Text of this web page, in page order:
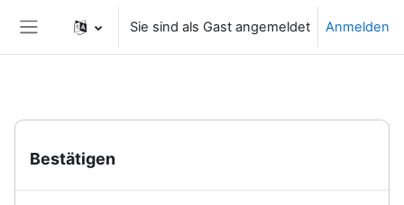
Website-Übersicht
Sie sind als Gast angemeldet Anmelden
Bestätigen